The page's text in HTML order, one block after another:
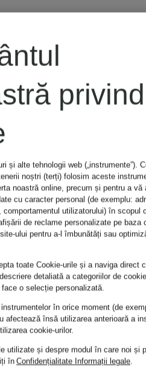
cuprivind
și alte tehnologii web („instrumente”).
noștri (terți) folosim aceste
noastră online, precum și pentru a vă
cu caracter personal (de exemplu:
utilizatorului) în scopul
de reclame personalizate pe baza
ului pentru a-l îmbunătăți sau
toate Cookie-urile și a naviga direct
detaliată a categoriilor de
o selecție personalizată.
în orice moment (de
afectează însă utilizarea anterioară a
cookie-urilor.
utilizate și despre modul în care noi și
în Confidențialitate Informații legale.